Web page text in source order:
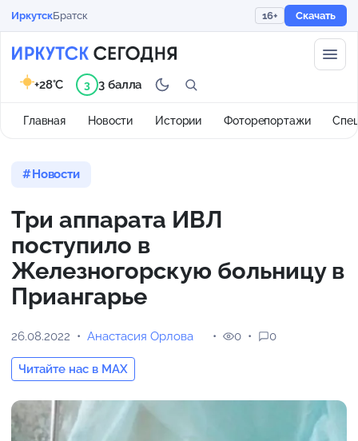
ИркутскБратск 16+ Скачать
Главная Новости Истории Фоторепортажи
+28°C 3 3 балла
Новости
Три аппарата ИВЛ
поступило в
Железногорскую больницу в
Приангарье
26.08.2022 Анастасия Орлова
Читайте нас в MAX
0 0